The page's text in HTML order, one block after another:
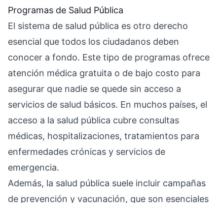
Programas de Salud Pública
El sistema de salud pública es otro derecho
esencial que todos los ciudadanos deben
conocer a fondo. Este tipo de programas ofrece
atención médica gratuita o de bajo costo para
asegurar que nadie se quede sin acceso a
servicios de salud básicos. En muchos países, el
acceso a la salud pública cubre consultas
médicas, hospitalizaciones, tratamientos para
enfermedades crónicas y servicios de
emergencia.
Además, la salud pública suele incluir campañas
de prevención y vacunación, que son esenciales